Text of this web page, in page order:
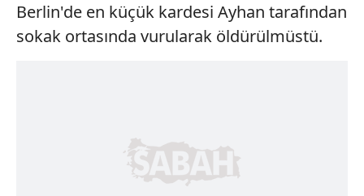
Berlin'de en küçük kardesi Ayhan tarafından
sokak ortasında vurularak öldürülmüstü.